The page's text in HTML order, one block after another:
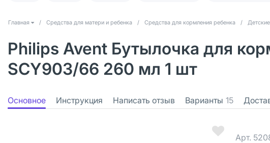
Главная / Средства для матери и ребенка / Средства для кормления ребенка /
Philips Avent Бутылочка для
SCY903/66 260 мл 1 шт
Основное Инструкция Написать отзыв Варианты 15
Арт.